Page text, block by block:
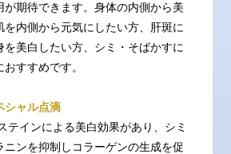
が期待できます。身体の内側から美
を内側から元気にしたい方、肝斑に
を美白したい方、シミ・そばかすに
すすめです。
シャル点滴
テインによる美白効果があり、シミ
ニンを抑制しコラーゲンの生成を促